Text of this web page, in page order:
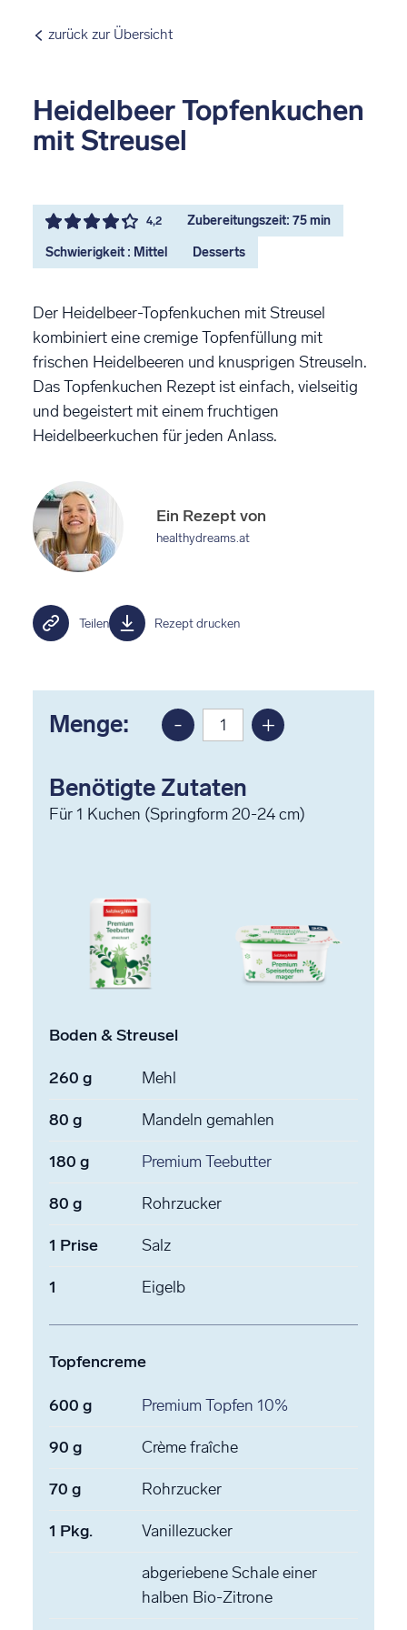
zurück zur Übersicht
Heidelbeer Topfenkuchen
mit Streusel
4,2 Zubereitungszeit: 75 min
Schwierigkeit : Mittel Desserts
Der Heidelbeer-Topfenkuchen mit Streusel
kombiniert eine cremige Topfenfüllung mit
frischen Heidelbeeren und knusprigen Streuseln.
Das Topfenkuchen Rezept ist einfach, vielseitig
und begeistert mit einem fruchtigen
Heidelbeerkuchen für jeden Anlass.
Ein Rezept von
healthydreams.at
Teilen Rezept drucken
Menge:
Portion
-
Portion
+
Benötigte Zutaten
Für 1 Kuchen (Springform 20-24 cm)
Boden & Streusel
260 g Mehl
80 g Mandeln gemahlen
180 g Premium Teebutter
80 g Rohrzucker
1 Prise Salz
1 Eigelb
Topfencreme
600 g Premium Topfen 10%
90 g Crème fraîche
70 g Rohrzucker
1 Pkg. Vanillezucker
abgeriebene Schaleeiner
halben Bio-Zitrone